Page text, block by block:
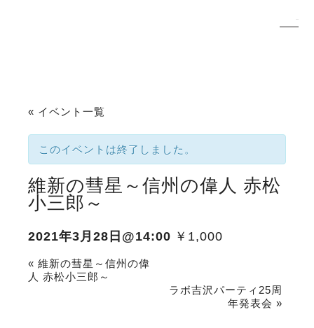
« イベント一覧
このイベントは終了しました。
維新の彗星～信州の偉人 赤松
小三郎～
2021年3月28日@14:00 ￥1,000
« 維新の彗星～信州の偉
人 赤松小三郎～
ラボ吉沢パーティ25周
年発表会 »